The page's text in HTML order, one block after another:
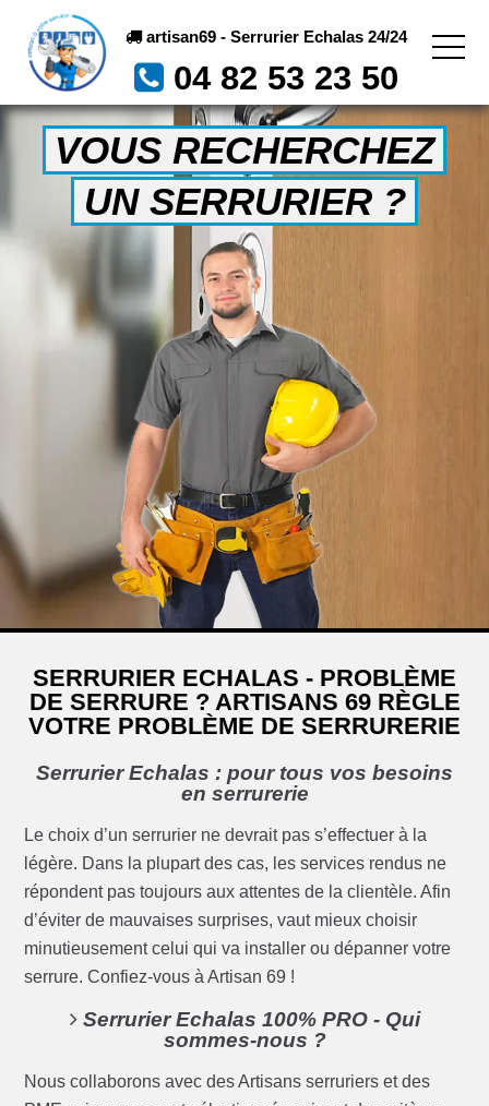
artisan69 - Serrurier Echalas 24/24
04 82 53 23 50
VOUS RECHERCHEZ
UN SERRURIER ?
SERRURIER ECHALAS - PROBLÈME
DE SERRURE ? ARTISANS 69 RÈGLE
VOTRE PROBLÈME DE SERRURERIE
Serrurier Echalas : pour tous vos besoins
en serrurerie
Le choix d’un serrurier ne devrait pas s’effectuer à la
légère. Dans la plupart des cas, les services rendus ne
répondent pas toujours aux attentes de la clientèle. Afin
d’éviter de mauvaises surprises, vaut mieux choisir
minutieusement celui qui va installer ou dépanner votre
serrure. Confiez-vous à Artisan 69 !
Serrurier Echalas 100% PRO - Qui
sommes-nous ?
Nous collaborons avec des Artisans serruriers et des